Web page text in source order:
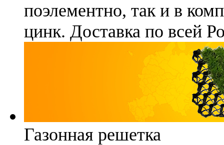
поэлементно, так и в
цинк. Доставка по всей
Газонная решетка